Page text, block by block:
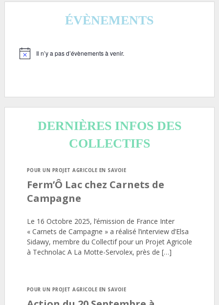
ÉVÈNEMENTS
Notice Il n’y a pas d’évènements à venir.
DERNIÈRES INFOS DES
COLLECTIFS
POUR UN PROJET AGRICOLE EN SAVOIE
Ferm’Ô Lac chez Carnets de
Campagne
Le 16 Octobre 2025, l’émission de France Inter
« Carnets de Campagne » a réalisé l’interview d’Elsa
Sidawy, membre du Collectif pour un Projet Agricole
à Technolac A La Motte-Servolex, près de […]
POUR UN PROJET AGRICOLE EN SAVOIE